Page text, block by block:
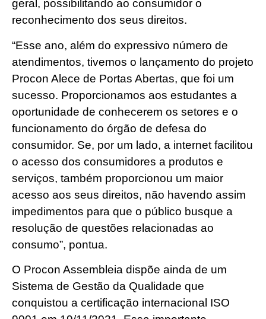
geral, possibilitando ao consumidor o
reconhecimento dos seus direitos.
“Esse ano, além do expressivo número de
atendimentos, tivemos o lançamento do projeto
Procon Alece de Portas Abertas, que foi um
sucesso. Proporcionamos aos estudantes a
oportunidade de conhecerem os setores e o
funcionamento do órgão de defesa do
consumidor. Se, por um lado, a internet facilitou
o acesso dos consumidores a produtos e
serviços, também proporcionou um maior
acesso aos seus direitos, não havendo assim
impedimentos para que o público busque a
resolução de questões relacionadas ao
consumo”, pontua.
O Procon Assembleia dispõe ainda de um
Sistema de Gestão da Qualidade que
conquistou a certificação internacional ISO